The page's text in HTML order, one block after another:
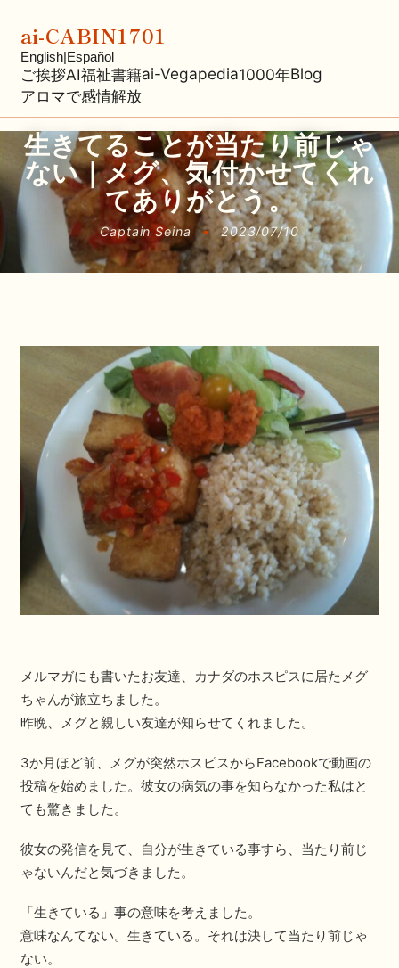
ai-CABIN1701
English|Español
ご挨拶AI福祉書籍ai-Vegapedia1000年Blog
アロマで感情解放
生きてることが当たり前じゃ
ない｜メグ、気付かせてくれ
てありがとう。
Captain Seina • 2023/07/10
メルマガにも書いたお友達、カナダのホスピスに居たメグ
ちゃんが旅立ちました。
昨晩、メグと親しい友達が知らせてくれました。
3か月ほど前、メグが突然ホスピスからFacebookで動画の
投稿を始めました。彼女の病気の事を知らなかった私はと
ても驚きました。
彼女の発信を見て、自分が生きている事すら、当たり前じ
ゃないんだと気づきました。
「生きている」事の意味を考えました。
意味なんてない。生きている。それは決して当たり前じゃ
ない。